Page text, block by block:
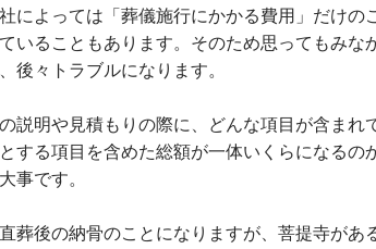
によっては「葬儀施行にかかる費用」だけの
いることもあります。そのため思ってもみな
後々トラブルになります。
説明や見積もりの際に、どんな項目が含まれ
する項目を含めた総額が一体いくらになるの
事です。
葬後の納骨のことになりますが、菩提寺があ